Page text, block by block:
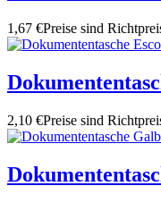
1,67 €Preise sind
2,10 €Preise sind